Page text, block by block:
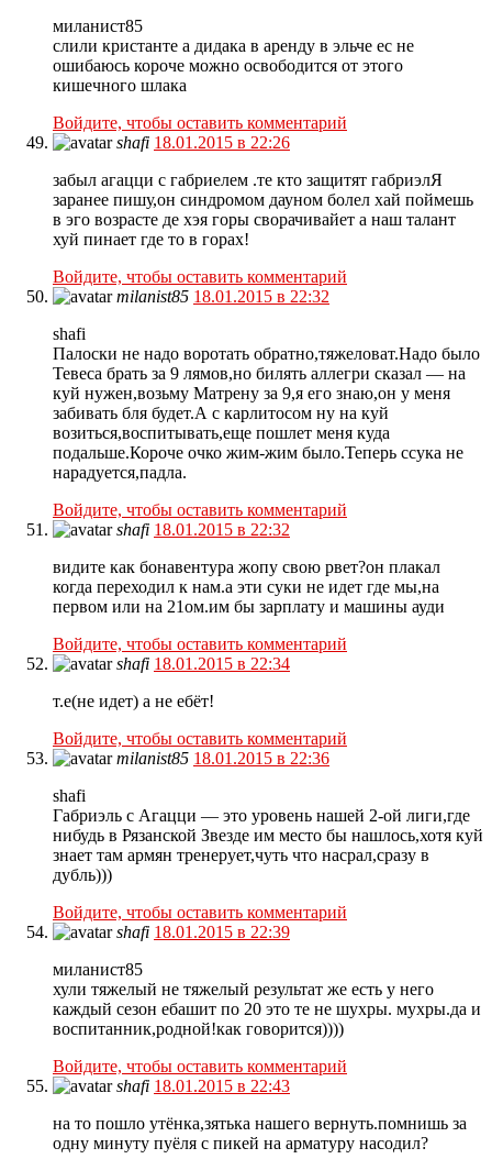
миланист85
слили кристанте а дидака в аренду в эльче ес не
ошибаюсь короче можно освободится от этого
кишечного шлака
Войдите, чтобы оставить комментарий
shafi 18.01.2015 в 22:26
забыл агацци с габриелем .те кто защитят габриэлЯ
заранее пишу,он синдромом дауном болел хай поймешь
в эго возрасте де хэя горы сворачивайет а наш талант
хуй пинает где то в горах!
Войдите, чтобы оставить комментарий
milanist85 18.01.2015 в 22:32
shafi
Палоски не надо воротать обратно,тяжеловат.Надо было
Тевеса брать за 9 лямов,но билять аллегри сказал — на
куй нужен,возьму Матрену за 9,я его знаю,он у меня
забивать бля будет.А с карлитосом ну на куй
возиться,воспитывать,еще пошлет меня куда
подальше.Короче очко жим-жим было.Теперь ссука не
нарадуется,падла.
Войдите, чтобы оставить комментарий
shafi 18.01.2015 в 22:32
видите как бонавентура жопу свою рвет?он плакал
когда переходил к нам.а эти суки не идет где мы,на
первом или на 21ом.им бы зарплату и машины ауди
Войдите, чтобы оставить комментарий
shafi 18.01.2015 в 22:34
т.е(не идет) а не ебёт!
Войдите, чтобы оставить комментарий
milanist85 18.01.2015 в 22:36
shafi
Габриэль с Агацци — это уровень нашей 2-ой лиги,где
нибудь в Рязанской Звезде им место бы нашлось,хотя куй
знает там армян тренерует,чуть что насрал,сразу в
дубль)))
Войдите, чтобы оставить комментарий
shafi 18.01.2015 в 22:39
миланист85
хули тяжелый не тяжелый результат же есть у него
каждый сезон ебашит по 20 это те не шухры. мухры.да и
воспитанник,родной!как говорится))))
Войдите, чтобы оставить комментарий
shafi 18.01.2015 в 22:43
на то пошло утёнка,зятька нашего вернуть.помнишь за
одну минуту пуёля с пикей на арматуру насодил?